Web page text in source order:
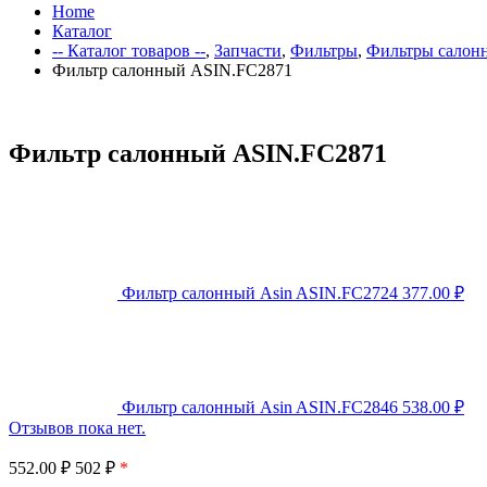
Home
Каталог
-- Каталог товаров --, Запчасти, Фильтры, Фильтры
Фильтр салонный ASIN.FC2871
Фильтр салонный ASIN.FC2871
Фильтр салонный Asin ASIN.FC2724 377.00 ₽
Фильтр салонный Asin ASIN.FC2846 538.00 ₽
Отзывов пока нет.
552.00 ₽ 502 ₽ *